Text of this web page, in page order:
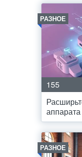
РАЗНОЕ
155
аппарата
РАЗНОЕ